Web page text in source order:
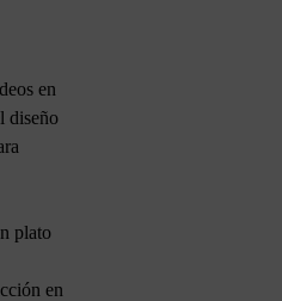
en
diseño
plato
en